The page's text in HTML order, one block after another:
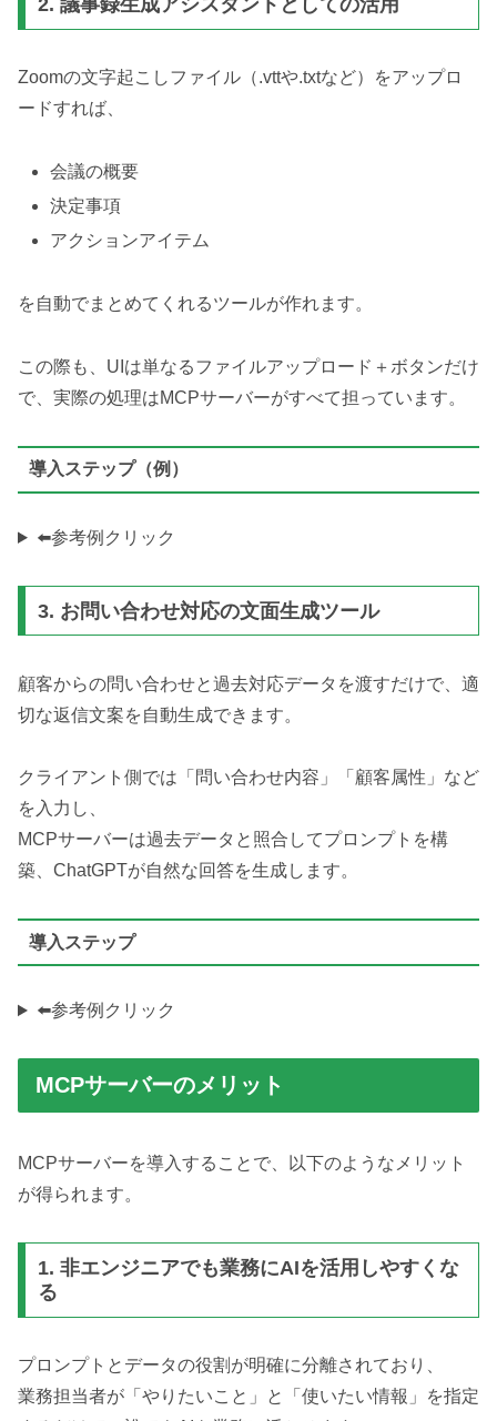
2. 議事録生成アシスタントとしての活用
Zoomの文字起こしファイル（.vttや.txtなど）をアップロ
ードすれば、
会議の概要
決定事項
アクションアイテム
を自動でまとめてくれるツールが作れます。
この際も、UIは単なるファイルアップロード＋ボタンだけ
で、実際の処理はMCPサーバーがすべて担っています。
導入ステップ（例）
⬅️参考例クリック
3. お問い合わせ対応の文面生成ツール
顧客からの問い合わせと過去対応データを渡すだけで、適
切な返信文案を自動生成できます。
クライアント側では「問い合わせ内容」「顧客属性」など
を入力し、
MCPサーバーは過去データと照合してプロンプトを構
築、ChatGPTが自然な回答を生成します。
導入ステップ
⬅️参考例クリック
MCPサーバーのメリット
MCPサーバーを導入することで、以下のようなメリット
が得られます。
1. 非エンジニアでも業務にAIを活用しやすくな
る
プロンプトとデータの役割が明確に分離されており、
業務担当者が「やりたいこと」と「使いたい情報」を指定